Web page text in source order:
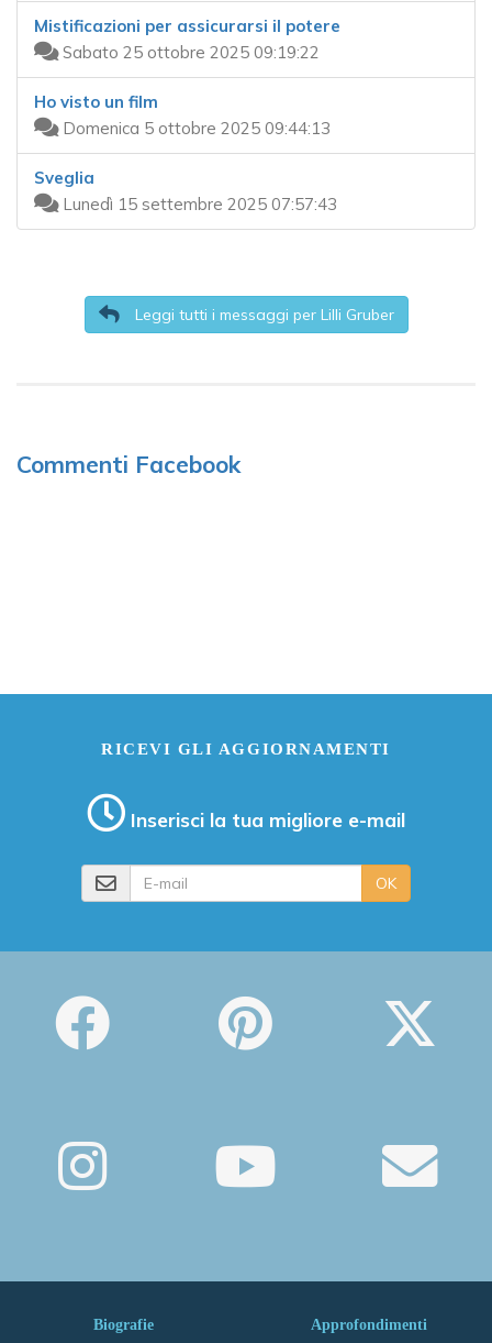
Mistificazioni per assicurarsi il potere
Sabato 25 ottobre 2025 09:19:22
Ho visto un film
Domenica 5 ottobre 2025 09:44:13
Sveglia
Lunedì 15 settembre 2025 07:57:43
Leggi tutti i messaggi per Lilli Gruber
Commenti Facebook
RICEVI GLI AGGIORNAMENTI
Inserisci la tua migliore e-mail
OK
Biografie Approfondimenti